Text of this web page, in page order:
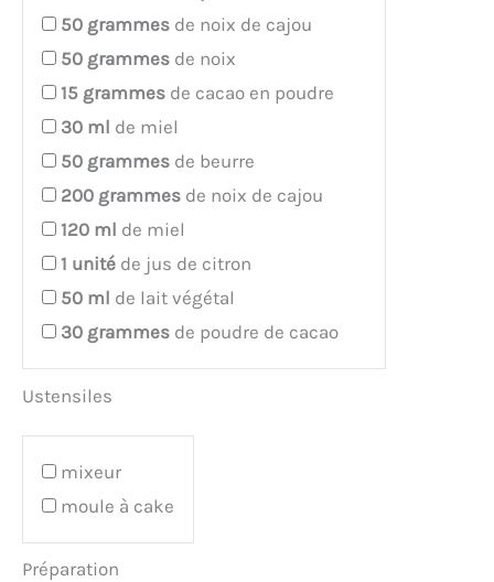
50 grammes de noix de cajou
50 grammes de noix
15 grammes de cacao en poudre
30 ml de miel
50 grammes de beurre
200 grammes de noix de cajou
120 ml de miel
1 unité de jus de citron
50 ml de lait végétal
30 grammes de poudre de cacao
Ustensiles
mixeur
moule à cake
Préparation